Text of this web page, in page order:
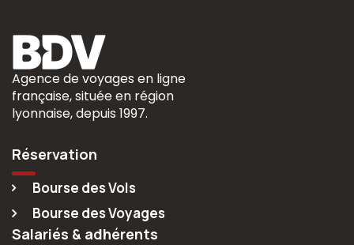
Agence de voyages en ligne
française, située en région
lyonnaise, depuis 1997.
Réservation
Bourse des Vols
Bourse des Voyages
Salariés & adhérents